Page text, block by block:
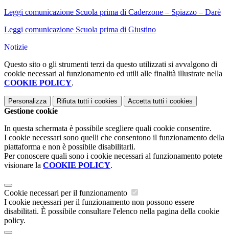
Leggi comunicazione Scuola prima di Caderzone – Spiazzo – Darè
Leggi comunicazione Scuola prima di Giustino
Notizie
Questo sito o gli strumenti terzi da questo utilizzati si avvalgono di
cookie necessari al funzionamento ed utili alle finalità illustrate nella
COOKIE POLICY.
Personalizza Rifiuta tutti i cookies Accetta tutti i cookies
Gestione cookie
In questa schermata è possibile scegliere quali cookie consentire.
I cookie necessari sono quelli che consentono il funzionamento della
piattaforma e non è possibile disabilitarli.
Per conoscere quali sono i cookie necessari al funzionamento potete
visionare la COOKIE POLICY.
Cookie necessari per il funzionamento
I cookie necessari per il funzionamento non possono essere
disabilitati. È possibile consultare l'elenco nella pagina della cookie
policy.